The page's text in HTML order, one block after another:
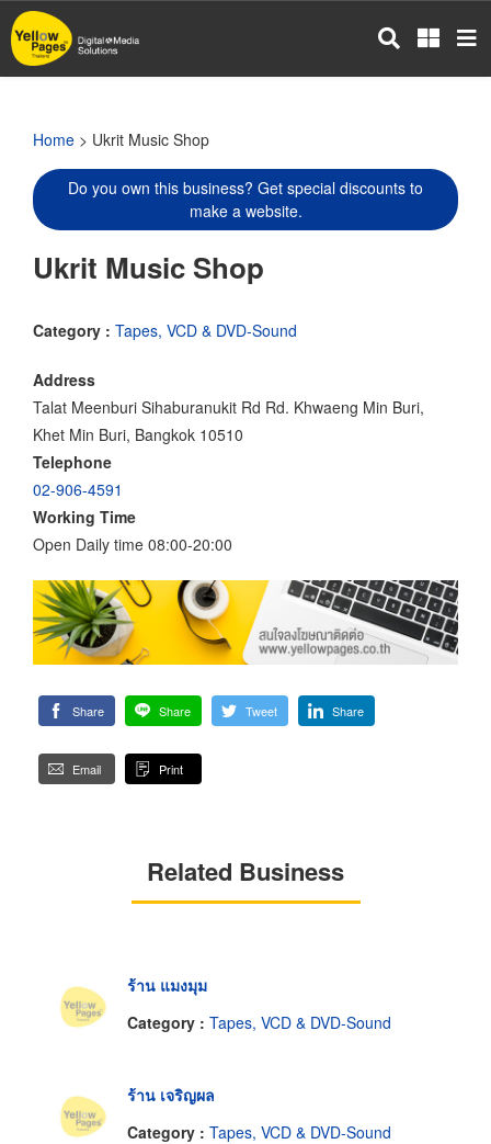
Skip
to
main
Home > Ukrit Music Shop
Do you own this business? Get special discounts to
make a website.
Ukrit Music Shop
Category : Tapes, VCD & DVD-Sound
Address
Talat Meenburi Sihaburanukit Rd Rd. Khwaeng Min Buri,
Khet Min Buri, Bangkok 10510
Telephone
02-906-4591
Working Time
Open Daily time 08:00-20:00
Share Share Tweet Share
Email Print
Related Business
ร้าน แมงมุม
Category : Tapes, VCD & DVD-Sound
ร้าน เจริญผล
Category : Tapes, VCD & DVD-Sound